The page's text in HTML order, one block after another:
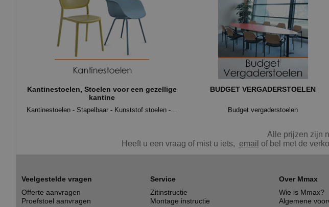
Kantinestoelen, Stoelen voor een gezellige
kantine
BUDGET VERGADERSTOELEN
Budget vergaderstoelen
Alle prijzen zijn
Heeft u een vraag of mist u iets, email of bel met de
Veelgestelde vragen
Offerte aanvragen
Proefstoel aanvragen
Service
Zitinstructie
Montage instructie
Over Mmax
Wie is Mmax?
Algemene